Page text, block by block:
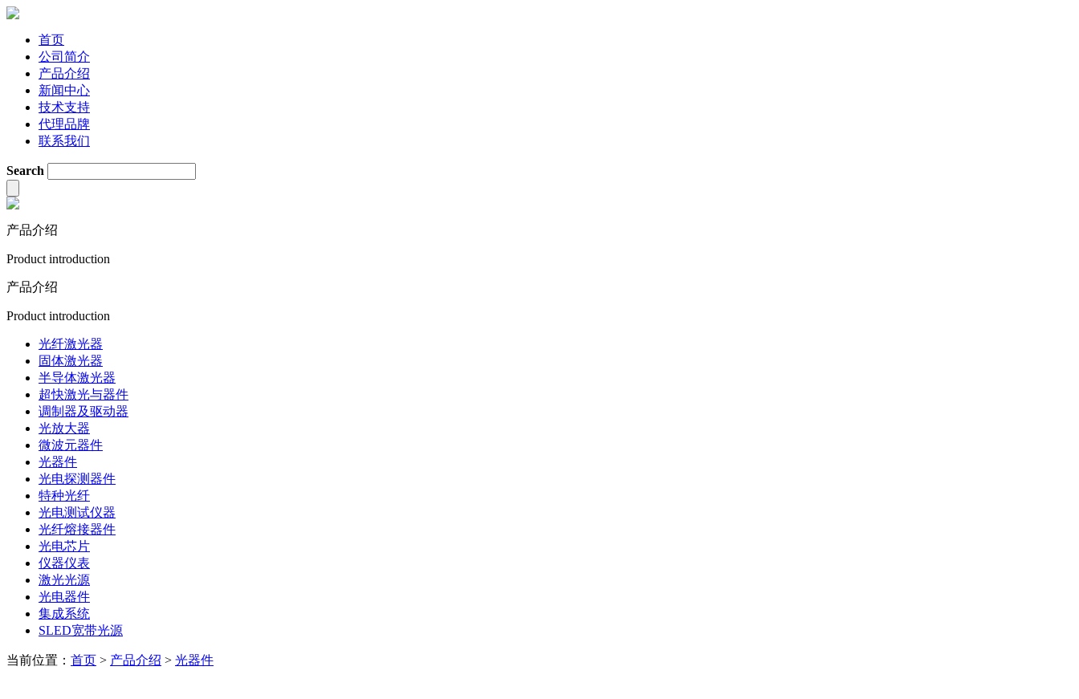
首页
公司简介
产品介绍
新闻中心
技术支持
代理品牌
联系我们
Search
产品介绍
Product introduction
产品介绍
Product introduction
光纤激光器
固体激光器
半导体激光器
超快激光与器件
调制器及驱动器
光放大器
微波元器件
光器件
光电探测器件
特种光纤
光电测试仪器
光纤熔接器件
光电芯片
仪器仪表
激光光源
光电器件
集成系统
SLED宽带光源
当前位置： 首页 > 产品介绍 > 光器件